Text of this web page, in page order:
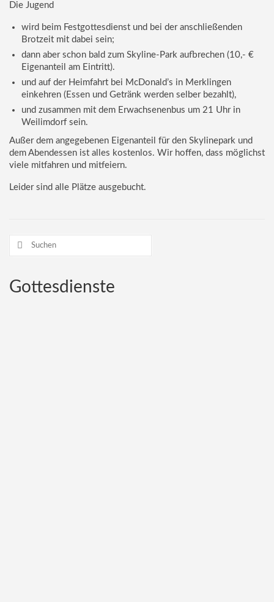
Die Jugend
wird beim Festgottesdienst und bei der anschließenden
Brotzeit mit dabei sein;
dann aber schon bald zum Skyline-Park aufbrechen (10,- €
Eigenanteil am Eintritt).
und auf der Heimfahrt bei McDonald’s in Merklingen
einkehren (Essen und Getränk werden selber bezahlt),
und zusammen mit dem Erwachsenenbus um 21 Uhr in
Weilimdorf sein.
Außer dem angegebenen Eigenanteil für den Skylinepark und
dem Abendessen ist alles kostenlos. Wir hoffen, dass möglichst
viele mitfahren und mitfeiern.
Leider sind alle Plätze ausgebucht.
Suchen
Gottesdienste